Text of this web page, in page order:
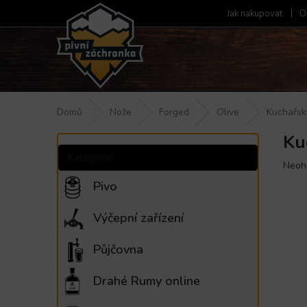
obsah
Jak nakupovat
Domů Nože Forged Olive
P
s
Přeskočit
Pivo
Výčepní zařízení
Půjčovna
Drahé Rumy online